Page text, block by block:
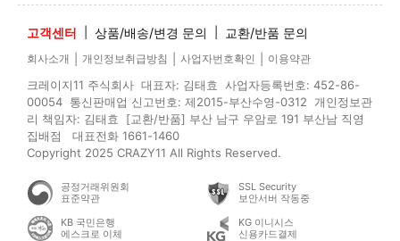
고객센터 상품/배송/변경 문의 교환/반품 문의
회사소개 개인정보취급방침 사업자번호확인 이용약관
크레이지11 주식회사 대표자: 김태효 사업자등록번호: 452-86-
00054 통신판매업 신고번호: 제2015-부산수영-0312 개인정보관
리 책임자: 김태효 [교환/반품] 부산 남구 우암로 191 부산남 직영
집배점 대표전화 1661-1460
Copyright 2025 CRAZY11 All Rights Reserved.
공정거래위원회
표준약관
SSL Security
보안서버 작동중
KB 국민은행
에스크로 이체
KG 이니시스
신용카드결제